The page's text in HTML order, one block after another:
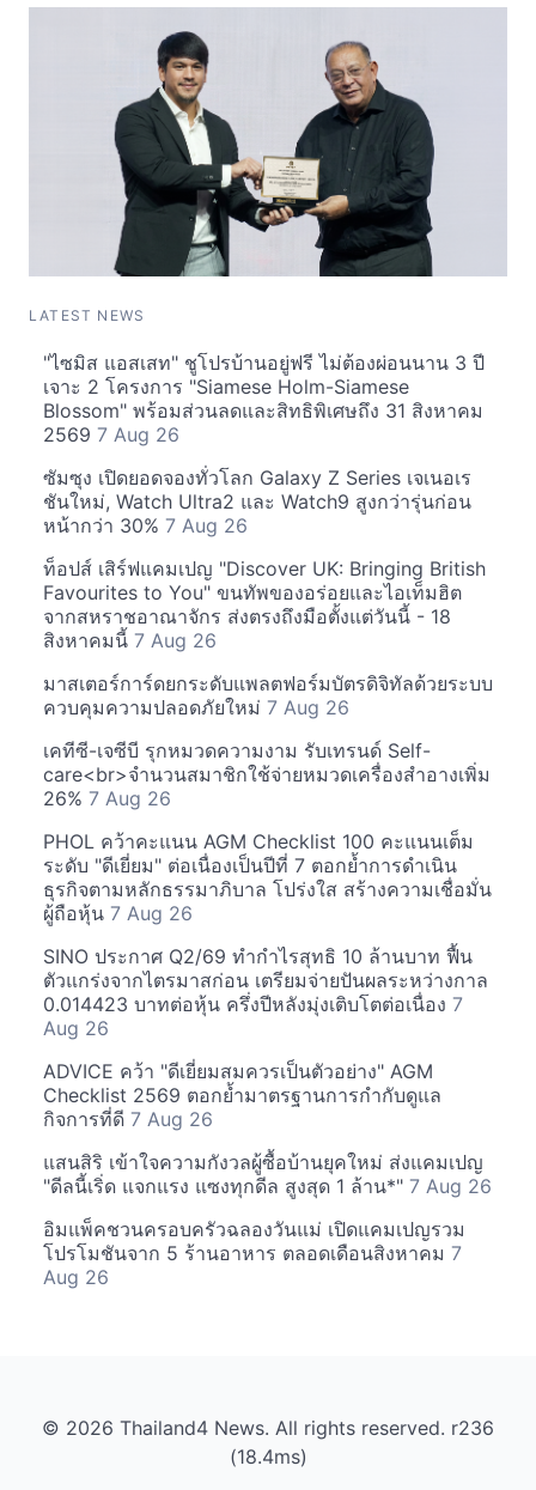
LATEST NEWS
"ไซมิส แอสเสท" ชูโปรบ้านอยู่ฟรี ไม่ต้องผ่อนนาน 3 ปี
เจาะ 2 โครงการ "Siamese Holm-Siamese
Blossom" พร้อมส่วนลดและสิทธิพิเศษถึง 31 สิงหาคม
2569 7 Aug 26
ซัมซุง เปิดยอดจองทั่วโลก Galaxy Z Series เจเนอเร
ชันใหม่, Watch Ultra2 และ Watch9 สูงกว่ารุ่นก่อน
หน้ากว่า 30% 7 Aug 26
ท็อปส์ เสิร์ฟแคมเปญ "Discover UK: Bringing British
Favourites to You" ขนทัพของอร่อยและไอเท็มฮิต
จากสหราชอาณาจักร ส่งตรงถึงมือตั้งแต่วันนี้ - 18
สิงหาคมนี้ 7 Aug 26
มาสเตอร์การ์ดยกระดับแพลตฟอร์มบัตรดิจิทัลด้วยระบบ
ควบคุมความปลอดภัยใหม่ 7 Aug 26
เคทีซี-เจซีบี รุกหมวดความงาม รับเทรนด์ Self-
care<br>จำนวนสมาชิกใช้จ่ายหมวดเครื่องสำอางเพิ่ม
26% 7 Aug 26
PHOL คว้าคะแนน AGM Checklist 100 คะแนนเต็ม
ระดับ "ดีเยี่ยม" ต่อเนื่องเป็นปีที่ 7 ตอกย้ำการดำเนิน
ธุรกิจตามหลักธรรมาภิบาล โปร่งใส สร้างความเชื่อมั่น
ผู้ถือหุ้น 7 Aug 26
SINO ประกาศ Q2/69 ทำกำไรสุทธิ 10 ล้านบาท ฟื้น
ตัวแกร่งจากไตรมาสก่อน เตรียมจ่ายปันผลระหว่างกาล
0.014423 บาทต่อหุ้น ครึ่งปีหลังมุ่งเติบโตต่อเนื่อง 7
Aug 26
ADVICE คว้า "ดีเยี่ยมสมควรเป็นตัวอย่าง" AGM
Checklist 2569 ตอกย้ำมาตรฐานการกำกับดูแล
กิจการที่ดี 7 Aug 26
แสนสิริ เข้าใจความกังวลผู้ซื้อบ้านยุคใหม่ ส่งแคมเปญ
"ดีลนี้เริ่ด แจกแรง แซงทุกดีล สูงสุด 1 ล้าน*" 7 Aug 26
อิมแพ็คชวนครอบครัวฉลองวันแม่ เปิดแคมเปญรวม
โปรโมชันจาก 5 ร้านอาหาร ตลอดเดือนสิงหาคม 7
Aug 26
© 2026 Thailand4 News. All rights reserved. r236
(18.4ms)